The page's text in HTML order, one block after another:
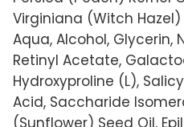
Virginiana (Witch
Aqua, Alcohol, Glycerin,
Retinyl Acetate,
Hydroxyproline (L),
Acid, Saccharide
(Sunflower) Seed Oil,